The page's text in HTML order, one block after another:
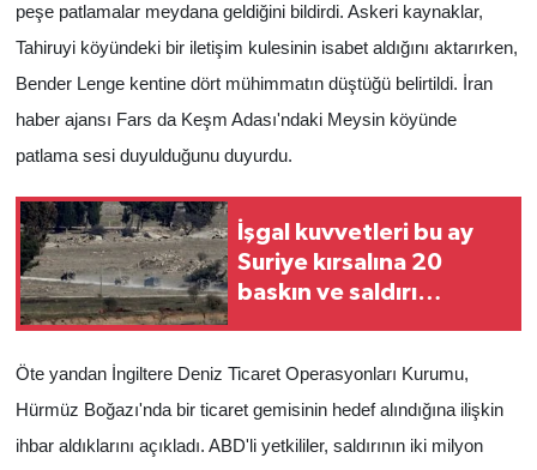
peşe patlamalar meydana geldiğini bildirdi. Askeri kaynaklar,
Tahiruyi köyündeki bir iletişim kulesinin isabet aldığını aktarırken,
Bender Lenge kentine dört mühimmatın düştüğü belirtildi. İran
haber ajansı Fars da Keşm Adası'ndaki Meysin köyünde
patlama sesi duyulduğunu duyurdu.
İşgal kuvvetleri bu ay
Suriye kırsalına 20
baskın ve saldırı
Öte yandan İngiltere Deniz Ticaret Operasyonları Kurumu,
Hürmüz Boğazı'nda bir ticaret gemisinin hedef alındığına ilişkin
ihbar aldıklarını açıkladı. ABD'li yetkililer, saldırının iki milyon